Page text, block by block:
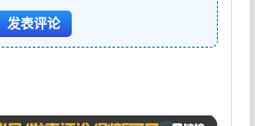
发表评论